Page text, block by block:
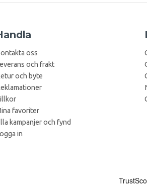
oss
och frakt
och byte
favoriter
kampanjer och fynd
in